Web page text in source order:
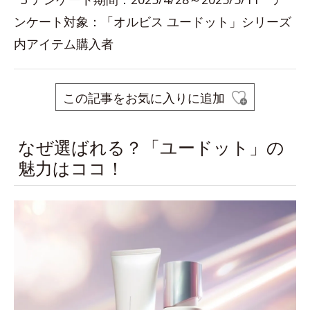
ンケート対象：「オルビス ユードット」シリーズ
内アイテム購入者
この記事をお気に入りに追加
なぜ選ばれる？「ユードット」の
魅力はココ！